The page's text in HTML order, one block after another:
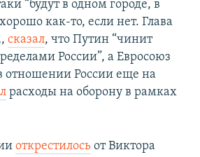
“будут в одном городе, в
как-то, если нет. Глава
сказал, что Путин “чинит
России”, а Евросоюз
отношении России еще на
расходы на оборону в рамках
открестилось от Виктора